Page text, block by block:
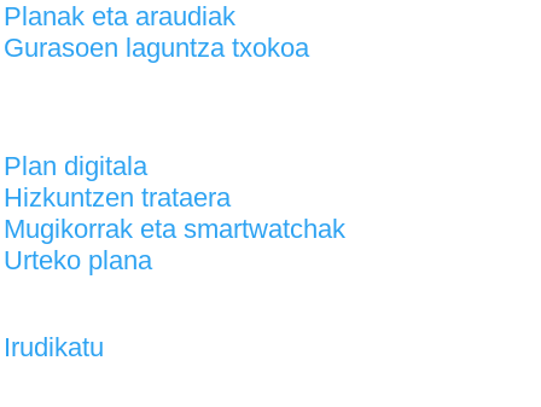
Planak eta araudiak
Gurasoen laguntza txokoa
Plan digitala
Hizkuntzen trataera
Mugikorrak eta smartwatchak
Urteko plana
Irudikatu